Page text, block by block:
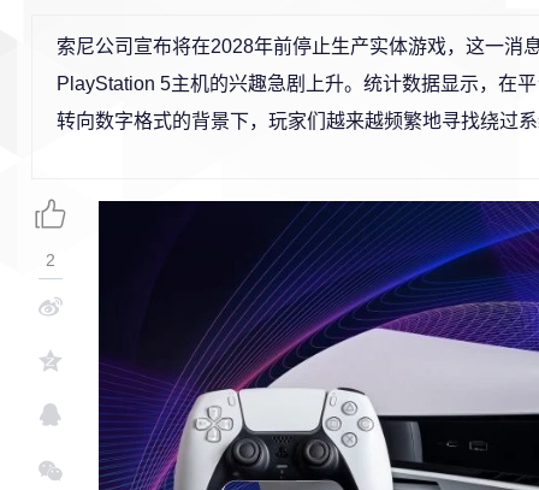
索尼公司宣布将在2028年前停止生产实体游戏，这一消
PlayStation 5主机的兴趣急剧上升。统计数据显示，在
转向数字格式的背景下，玩家们越来越频繁地寻找绕过
2